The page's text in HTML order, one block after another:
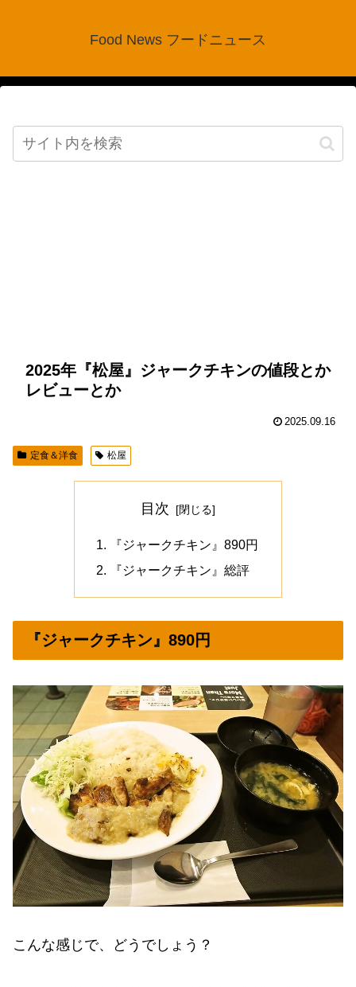
Food News フードニュース
2025年『松屋』ジャークチキンの値段とか
レビューとか
2025.09.16
定食＆洋食 松屋
目次
『ジャークチキン』890円
『ジャークチキン』総評
『ジャークチキン』890円
こんな感じで、どうでしょう？